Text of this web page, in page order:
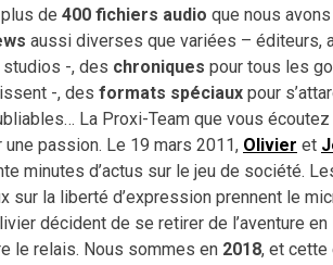
de 400 fichiers audio que nous
aussi diverses que variées – éditeurs,
-, des chroniques pour tous les
-, des formats spéciaux pour
La Proxi-Team que vous écoutez
une passion. Le 19 mars 2011, Olivier et
minutes d’actus sur le jeu de société.
la liberté d’expression prennent le
décident de se retirer de l’aventure
le relais. Nous sommes en 2018, et cette